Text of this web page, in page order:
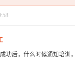
功后，什么时候通知培训